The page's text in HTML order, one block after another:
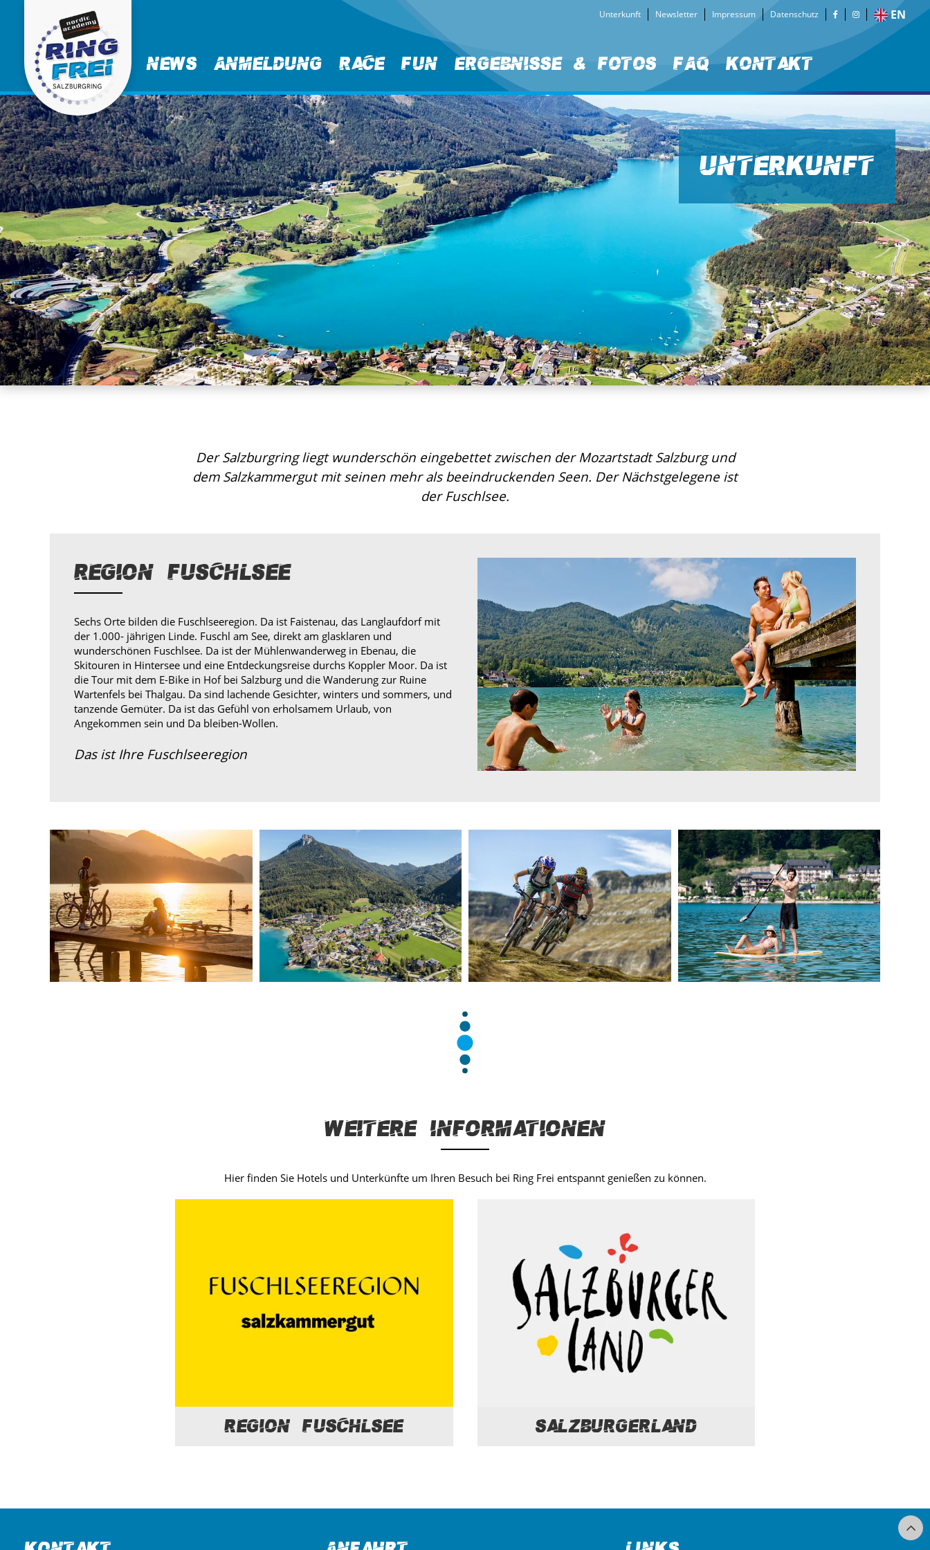
Unterkunft Newsletter Impressum Datenschutz EN
News Anmeldung Race Fun Ergebnisse & Fotos FAQ Kontakt
Unterkunft
Der Salzburgring liegt wunderschön eingebettet zwischen der Mozartstadt Salzburg und
dem Salzkammergut mit seinen mehr als beeindruckenden Seen. Der Nächstgelegene ist
der Fuschlsee.
Region Fuschlsee
Sechs Orte bilden die Fuschlseeregion. Da ist Faistenau, das Langlaufdorf mit
der 1.000- jährigen Linde. Fuschl am See, direkt am glasklaren und
wunderschönen Fuschlsee. Da ist der Mühlenwanderweg in Ebenau, die
Skitouren in Hintersee und eine Entdeckungsreise durchs Koppler Moor. Da ist
die Tour mit dem E-Bike in Hof bei Salzburg und die Wanderung zur Ruine
Wartenfels bei Thalgau. Da sind lachende Gesichter, winters und sommers, und
tanzende Gemüter. Da ist das Gefühl von erholsamem Urlaub, von
Angekommen sein und Da bleiben-Wollen.
Das ist Ihre Fuschlseeregion
Weitere Informationen
Hier finden Sie Hotels und Unterkünfte um Ihren Besuch bei Ring Frei entspannt genießen zu können.
Region Fuschlsee Salzburgerland